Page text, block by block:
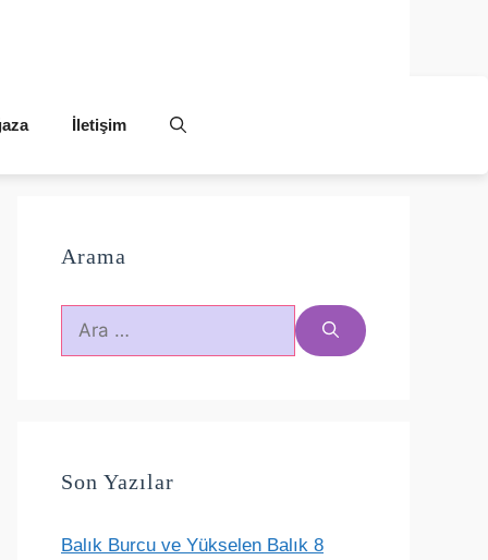
İletişim
Arama
için
Son Yazılar
Balık Burcu ve Yükselen Balık 8